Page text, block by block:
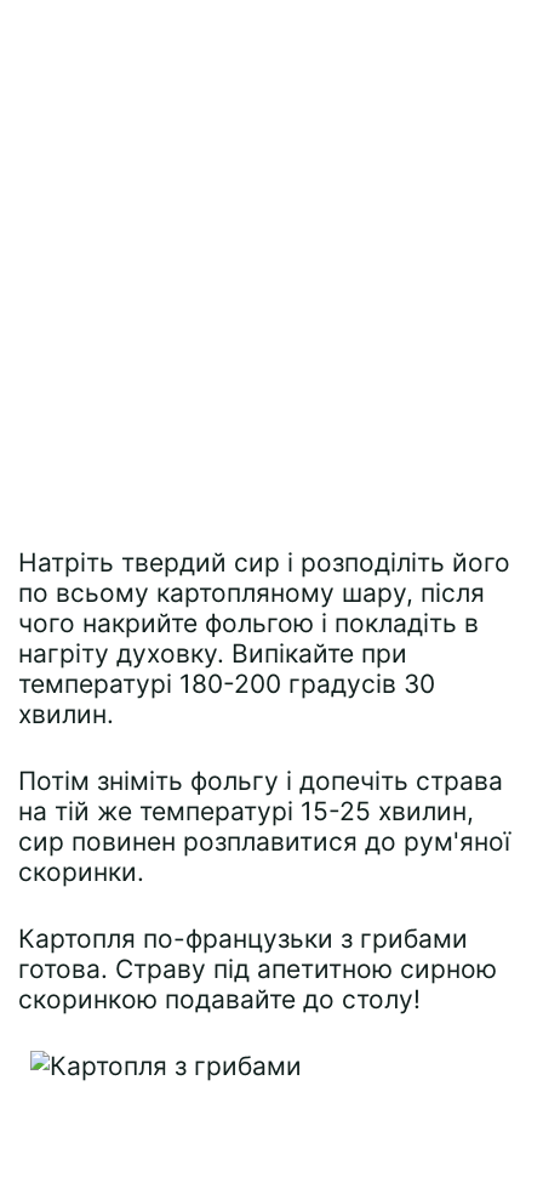
Натріть твердий сир і розподіліть його
по всьому картопляному шару, після
чого накрийте фольгою і покладіть в
нагріту духовку. Випікайте при
температурі 180-200 градусів 30
хвилин.
Потім зніміть фольгу і допечіть страва
на тій же температурі 15-25 хвилин,
сир повинен розплавитися до рум'яної
скоринки.
Картопля по-французьки з грибами
готова. Страву під апетитною сирною
скоринкою подавайте до столу!